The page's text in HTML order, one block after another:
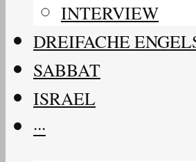
INTERVIEW
DREIFACHE
SABBAT
ISRAEL
···